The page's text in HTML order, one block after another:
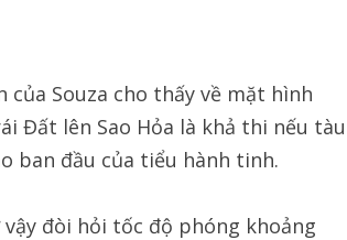
Souza cho thấy về mặt hình
Đất lên Sao Hỏa là khả thi nếu tàu
ban đầu của tiểu hành tinh.
đòi hỏi tốc độ phóng khoảng